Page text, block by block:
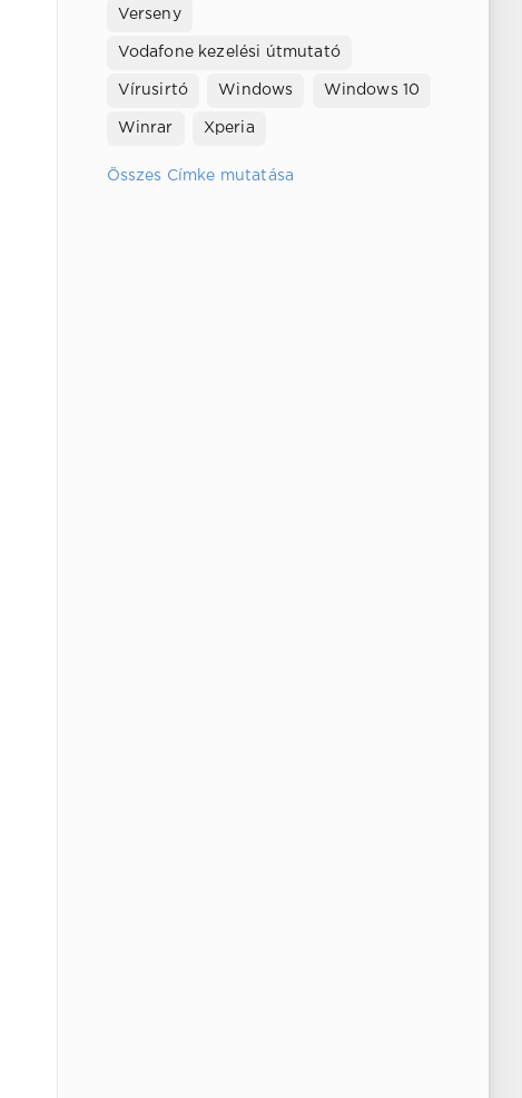
Verseny
Vodafone kezelési útmutató
Vírusirtó Windows Windows 10
Winrar Xperia
Összes Címke mutatása